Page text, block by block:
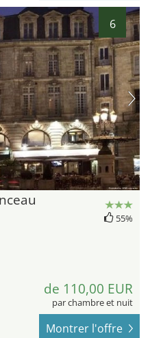
6
55%
de 110,00 EUR
par chambre et nuit
Montrer l'offre